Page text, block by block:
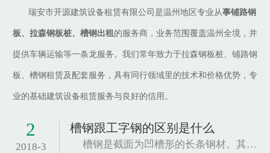
瑞安市开源建筑设备租赁有限公司是温州地区专业从事铺路钢
板、拉森钢板桩、槽钢出租的服务商，业务范围覆盖温州全境，并
提供车辆运输等一条龙服务。我们常年致力于拉森钢板桩、铺路钢
板、槽钢租赁及配套服务，具有同行领域里的技术和价格优势，专
业的基础建筑设备租赁服务与良好的信用。
2
2018-3
槽钢跟工字钢的区别是什么
槽钢是截面为凹槽形的长条钢材。其规格以腰高（h...